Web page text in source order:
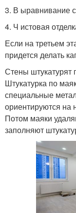
3. В ыравнивание
4. Ч истовая
Если на третьем
придется делать
Стены штукатурят
Штукатурка по
специальные
ориентируются на
Потом маяки
заполняют